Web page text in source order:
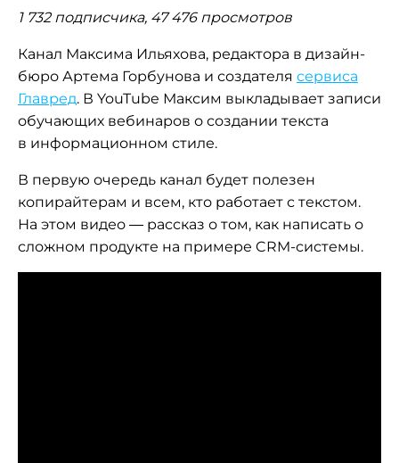
1 732 подписчика, 47 476 просмотров
Канал Максима Ильяхова, редактора в дизайн-
бюро Артема Горбунова и создателя сервиса
Главред. В YouTube Максим выкладывает записи
обучающих вебинаров о создании текста
в информационном стиле.
В первую очередь канал будет полезен
копирайтерам и всем, кто работает с текстом.
На этом видео — рассказ о том, как написать о
сложном продукте на примере CRM-системы.